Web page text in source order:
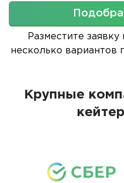
Разместите
несколько вариантов
Крупные